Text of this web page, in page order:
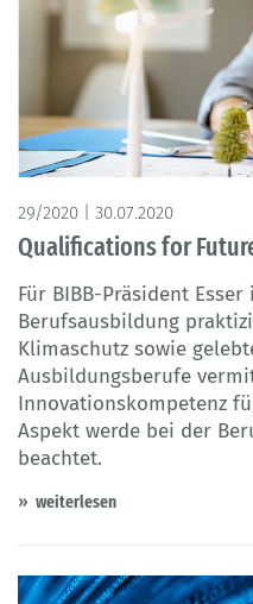
© goodluz – Adobe Stock
29/2020 | 30.07.2020
Qualifications for
Für BIBB-Präsident
Berufsausbildung
Klimaschutz sowie
Ausbildungsberufe
Innovationskompetenz
Aspekt werde bei der
beachtet.
weiterlesen